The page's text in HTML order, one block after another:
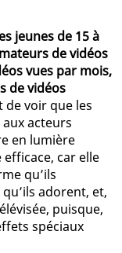
jeunes de 15 à
de vidéos
vues par mois,
de vidéos
de voir que les
acteurs
en lumière
car elle
qu’ils
adorent, et,
puisque,
spéciaux